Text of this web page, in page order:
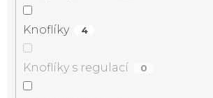
Knoflíky 4
Knoflíky s regulací 0